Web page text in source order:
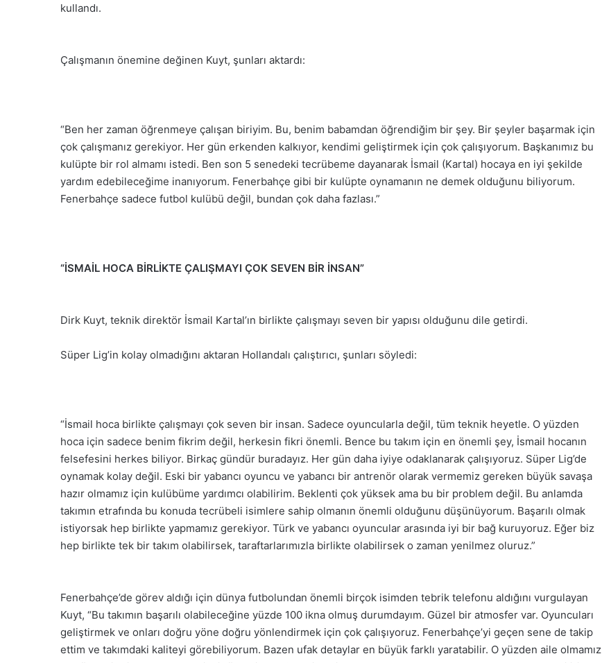
kullandı.
Çalışmanın önemine değinen Kuyt, şunları aktardı:
“Ben her zaman öğrenmeye çalışan biriyim. Bu, benim babamdan öğrendiğim bir şey. Bir şeyler başarmak için
çok çalışmanız gerekiyor. Her gün erkenden kalkıyor, kendimi geliştirmek için çok çalışıyorum. Başkanımız bu
kulüpte bir rol almamı istedi. Ben son 5 senedeki tecrübeme dayanarak İsmail (Kartal) hocaya en iyi şekilde
yardım edebileceğime inanıyorum. Fenerbahçe gibi bir kulüpte oynamanın ne demek olduğunu biliyorum.
Fenerbahçe sadece futbol kulübü değil, bundan çok daha fazlası.”
“İSMAİL HOCA BİRLİKTE ÇALIŞMAYI ÇOK SEVEN BİR İNSAN”
Dirk Kuyt, teknik direktör İsmail Kartal’ın birlikte çalışmayı seven bir yapısı olduğunu dile getirdi.
Süper Lig’in kolay olmadığını aktaran Hollandalı çalıştırıcı, şunları söyledi:
“İsmail hoca birlikte çalışmayı çok seven bir insan. Sadece oyuncularla değil, tüm teknik heyetle. O yüzden
hoca için sadece benim fikrim değil, herkesin fikri önemli. Bence bu takım için en önemli şey, İsmail hocanın
felsefesini herkes biliyor. Birkaç gündür buradayız. Her gün daha iyiye odaklanarak çalışıyoruz. Süper Lig’de
oynamak kolay değil. Eski bir yabancı oyuncu ve yabancı bir antrenör olarak vermemiz gereken büyük savaşa
hazır olmamız için kulübüme yardımcı olabilirim. Beklenti çok yüksek ama bu bir problem değil. Bu anlamda
takımın etrafında bu konuda tecrübeli isimlere sahip olmanın önemli olduğunu düşünüyorum. Başarılı olmak
istiyorsak hep birlikte yapmamız gerekiyor. Türk ve yabancı oyuncular arasında iyi bir bağ kuruyoruz. Eğer biz
hep birlikte tek bir takım olabilirsek, taraftarlarımızla birlikte olabilirsek o zaman yenilmez oluruz.”
Fenerbahçe’de görev aldığı için dünya futbolundan önemli birçok isimden tebrik telefonu aldığını vurgulayan
Kuyt, “Bu takımın başarılı olabileceğine yüzde 100 ikna olmuş durumdayım. Güzel bir atmosfer var. Oyuncuları
geliştirmek ve onları doğru yöne doğru yönlendirmek için çok çalışıyoruz. Fenerbahçe’yi geçen sene de takip
ettim ve takımdaki kaliteyi görebiliyorum. Bazen ufak detaylar en büyük farklı yaratabilir. O yüzden aile olmamız